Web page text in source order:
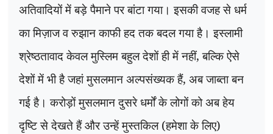
अतिवादियों में बड़े पैमाने पर बांटा गया। इसकी वजह से धर्म
का मिज़ाज व रुझान काफी हद तक बदल गया है। इस्लामी
श्रेष्ठतावाद केवल मुस्लिम बहुल देशों ही में नहीं,बल्कि ऐसे
देशों में भी है जहां मुसलमान अल्पसंख्यक हैं, अब जाब्ता बन
गई है। करोड़ों मुसलमान दुसरे धर्मों के लोगों को अब हेय
दृष्टि से देखते हैं और उन्हें मुस्तकिल (हमेशा के लिए)